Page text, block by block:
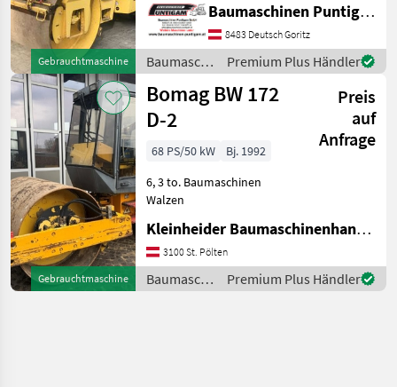
Gebrauchtmaschine
Baumaschinen Puntigam
GmbH Unser Spezialgebiet:
Ankauf - Verkauf -
Vermietung von
Baumaschinen Bes
Baumaschinen Puntigam GmbH
8483 Deutsch Goritz
Baumaschinen
/ Bomag
Premium Plus Händler
Gebrauchtmaschine
Bomag BW 172
D-2
Preis
auf
Anfrage
68 PS/50 kW
Bj. 1992
6, 3 to. Baumaschinen
Walzen
Kleinheider Baumaschinenhandel GmbH.
3100 St. Pölten
Baumaschinen
/ Bomag
Premium Plus Händler